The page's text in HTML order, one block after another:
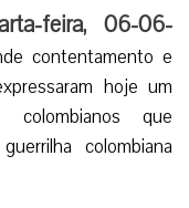
feira, 06-06-
contentamento e
hoje um
que
colombiana